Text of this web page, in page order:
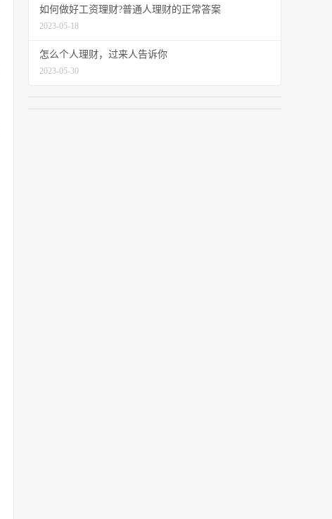
如何做好工资理财?普通人理财的正常答案
2023-05-18
怎么个人理财，过来人告诉你
2023-05-30